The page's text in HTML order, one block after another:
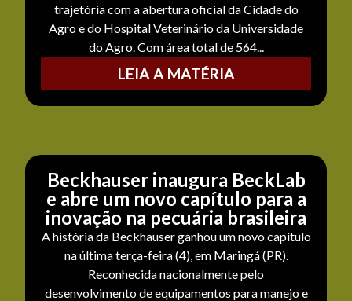
trajetória com a abertura oficial da Cidade do
Agro e do Hospital Veterinário da Universidade
do Agro. Com área total de 564...
LEIA A MATÉRIA
Beckhauser inaugura BeckLab
e abre um novo capítulo para a
inovação na pecuária brasileira
A história da Beckhauser ganhou um novo capítulo
na última terça-feira (4), em Maringá (PR).
Reconhecida nacionalmente pelo
desenvolvimento de equipamentos para manejo e